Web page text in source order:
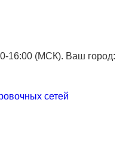
16:00 (МСК). Ваш город:
сетей